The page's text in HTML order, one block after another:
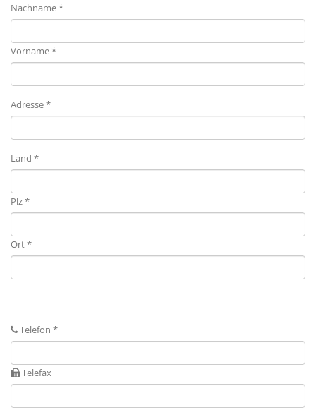
Nachname *
Vorname *
Adresse *
Land *
Plz *
Ort *
Telefon *
Telefax